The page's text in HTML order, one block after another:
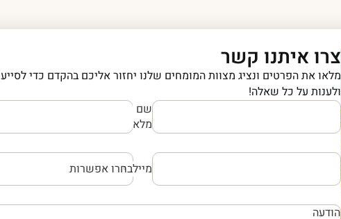
צרו איתנו קשר
מלאו את הפרטים ונציג מצוות המומחים שלנו יחזור אליכם בהקדם כדי לסייע
ולענות על כל שאלה!
שם
מלא
מייל